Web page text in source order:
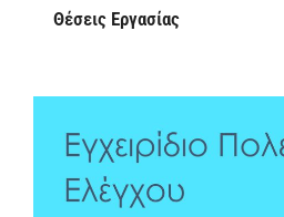
Θέσεις Εργασίας